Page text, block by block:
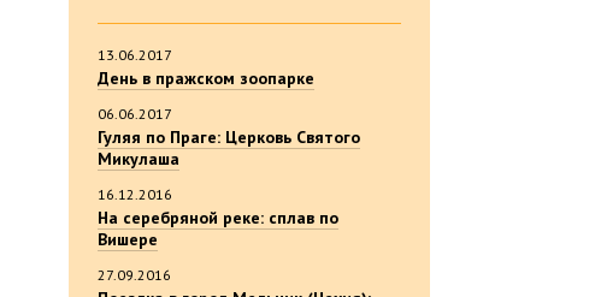
13.06.2017
День в пражском зоопарке
06.06.2017
Гуляя по Праге: Церковь Святого
Микулаша
16.12.2016
На серебряной реке: сплав по
Вишере
27.09.2016